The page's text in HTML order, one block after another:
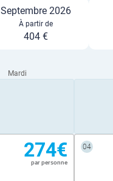
Septembre 2026
À partir de
404 €
Mardi
274€
par personne
04